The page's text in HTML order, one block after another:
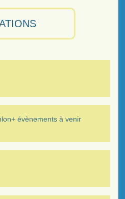
évènements à venir